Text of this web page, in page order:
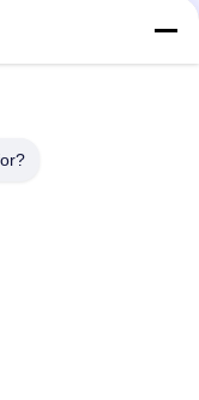
на рулевое
Для
для